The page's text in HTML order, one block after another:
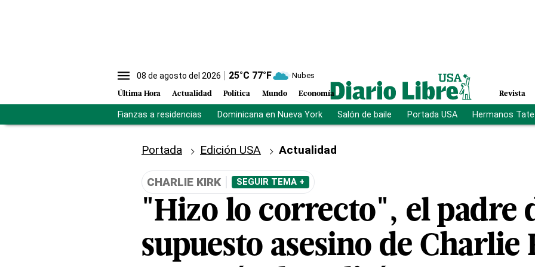
08 de agosto del 2026 25°C 77°F Nubes
Última Hora Actualidad Política Mundo Economía Revista
Fianzas a residencias Dominicana en Nueva York Salón de baile Portada USA Hermanos Tate
Portada Edición USA Actualidad
CHARLIE KIRK SEGUIR TEMA +
"Hizo lo correcto", el padre
supuesto asesino de